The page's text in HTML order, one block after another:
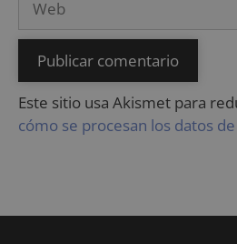
Este sitio usa Akismet para
cómo se procesan los datos